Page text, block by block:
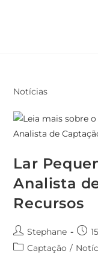
Notícias
Lar
Analista
Recursos
Stephane
Captação /